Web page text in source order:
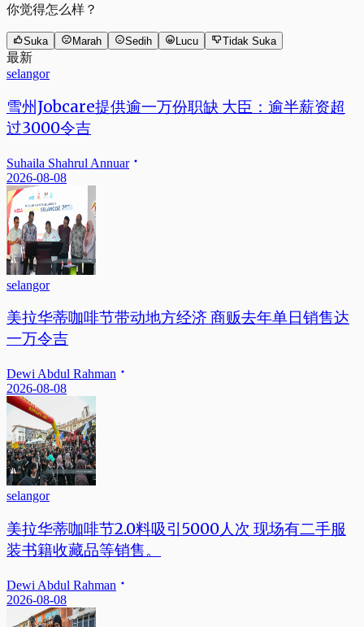
你觉得怎么样？
Suka Marah Sedih Lucu Tidak Suka
最新
selangor
雪州Jobcare提供逾一万份职缺 大臣：逾半薪资超
过3000令吉
Suhaila Shahrul Annuar
2026-08-08
selangor
美拉华蒂咖啡节带动地方经济 商贩去年单日销售达
一万令吉
Dewi Abdul Rahman
2026-08-08
selangor
美拉华蒂咖啡节2.0料吸引5000人次 现场有二手服
装书籍收藏品等销售。
Dewi Abdul Rahman
2026-08-08